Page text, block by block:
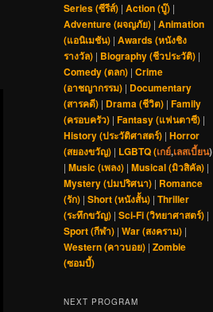
Series (ซีรีส์) | Action (บู๊) |
Adventure (ผจญภัย) | Animation
(แอนิเมชัน) | Awards (หนังชิง
รางวัล) | Biography (ชีวประวัติ) |
Comedy (ตลก) | Crime
(อาชญากรรม) | Documentary
(สารคดี) | Drama (ชีวิต) | Family
(ครอบครัว) | Fantasy (แฟนตาซี) |
History (ประวัติศาสตร์) | Horror
(สยองขวัญ) | LGBTQ (เกย์,เลสเบี้ยน)
| Music (เพลง) | Musical (มิวสิคัล) |
Mystery (ปมปริศนา) | Romance
(รัก) | Short (หนังสั้น) | Thriller
(ระทึกขวัญ) | Sci-Fi (วิทยาศาสตร์) |
Sport (กีฬา) | War (สงคราม) |
Western (คาวบอย) | Zombie
(ซอมบี้)
NEXT PROGRAM